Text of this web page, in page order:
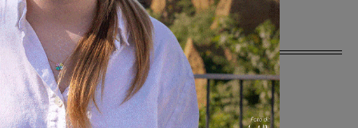
Ultime Notizie